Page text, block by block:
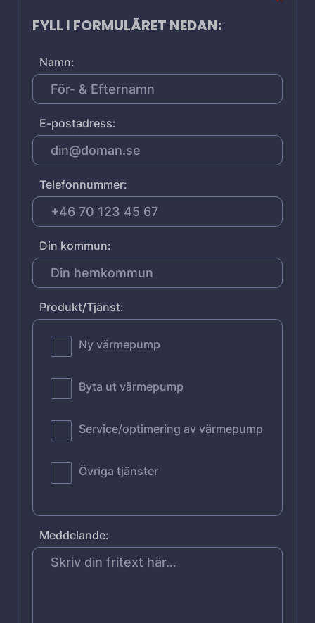
FYLL I FORMULÄRET NEDAN:
Namn:
E-postadress:
Telefonnummer:
Din kommun:
Produkt/Tjänst:
Ny värmepump
Byta ut värmepump
Service/optimering av värmepump
Övriga tjänster
Meddelande: